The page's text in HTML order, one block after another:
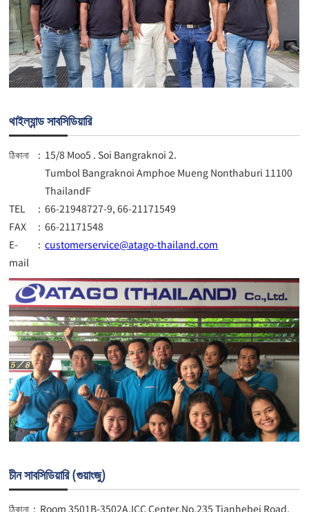
থাইল্যান্ড সাবসিডিয়ারি
ঠিকানা : 15/8 Moo5 . Soi Bangraknoi 2.
Tumbol Bangraknoi Amphoe Mueng Nonthaburi 11100
ThailandF
TEL
:66-21948727-9, 66-21171549
FAX
:66-21171548
E-
mail
:customerservice@atago-thailand.com
চীন সাবসিডিয়ারি (গুয়াংজু)
ঠিকানা : Room 3501B-3502A,ICC Center,No.235 Tianhebei Road,